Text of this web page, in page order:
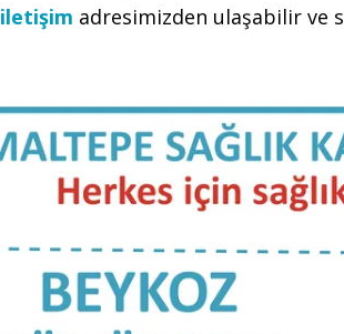
iletişim adresimizden ulaşabilir ve